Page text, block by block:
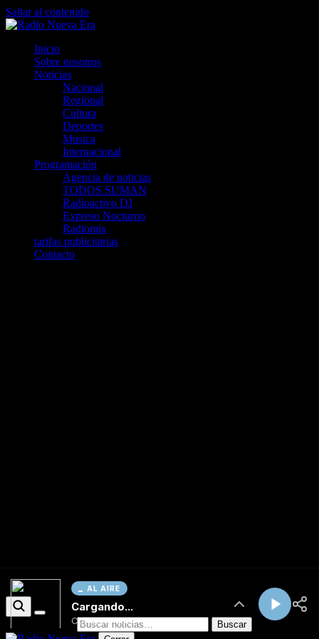
AL AIRE
Cargando...
Conectando...